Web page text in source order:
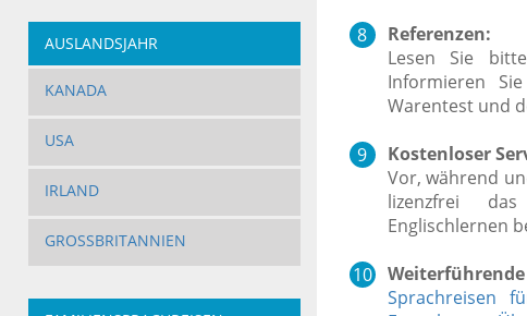
AUSLANDSJAHR
KANADA
USA
IRLAND
GROSSBRITANNIEN
Referenzen:
Lesen Sie
Informieren
Warentest und
Kostenloser
Vor, während
lizenzfrei
Englischlernen
Sprachreisen